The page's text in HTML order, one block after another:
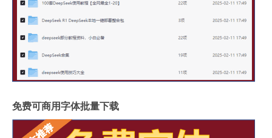
免费可商用字体批量下载